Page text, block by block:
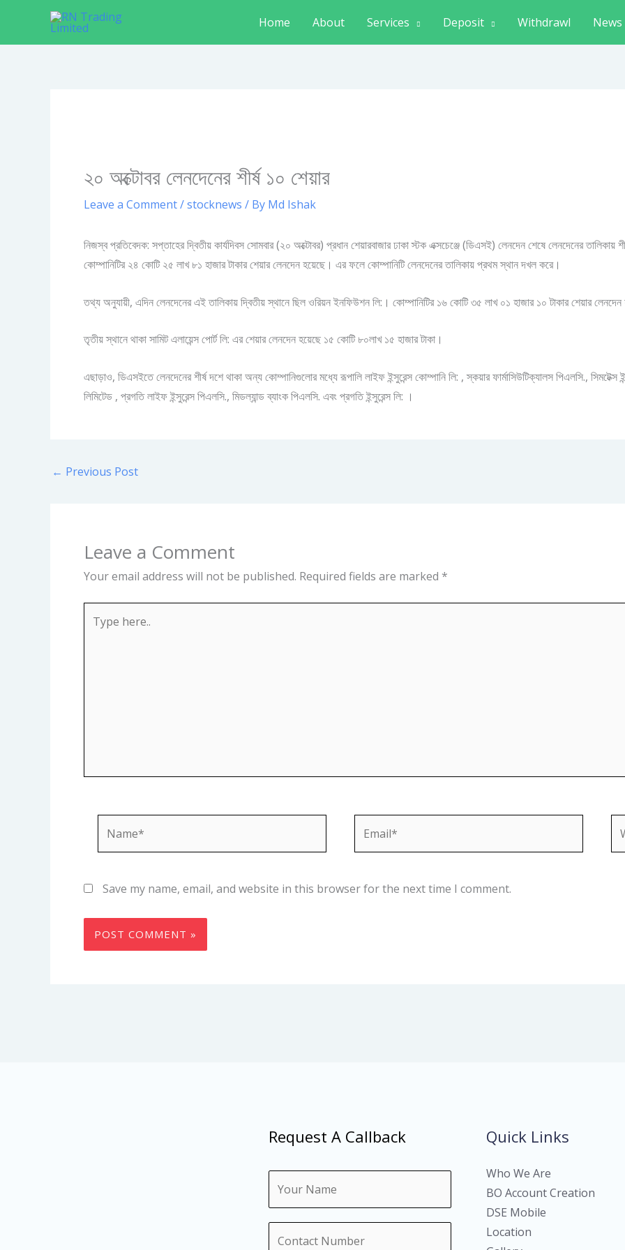
content
Home About Services Deposit Withdrawl News
২০ অক্টোবর লেনদেনের শীর্ষ ১০ শেয়ার
Leave a Comment/stocknews / By Md Ishak
নিজস্ব প্রতিবেদক: সপ্তাহের দ্বিতীয় কার্যদিবস সোমবার (২০ অক্টোবর) প্রধান শেয়ারবাজার ঢাকা স্টক এক্সচেঞ্জে (ডিএসই) লেনদেন শেষে লেনদেনের তালিকায়
কোম্পানিটির ২৪ কোটি ২৫ লাখ ৮১ হাজার টাকার শেয়ার লেনদেন হয়েছে। এর ফলে কোম্পানিটি লেনদেনের তালিকায় প্রথম স্থান দখল করে।
তথ্য অনুযায়ী, এদিন লেনদেনের এই তালিকায় দ্বিতীয় স্থানে ছিল ওরিয়ন ইনফিউশন লি:। কোম্পানিটির ১৬ কোটি ৩৫ লাখ ০১ হাজার ১০ টাকার শেয়ার লেনদেন
তৃতীয় স্থানে থাকা সামিট এলায়েন্স পোর্ট লি: এর শেয়ার লেনদেন হয়েছে ১৫ কোটি ৮০লাখ ১৫ হাজার টাকা।
এছাড়াও, ডিএসইতে লেনদেনের শীর্ষ দশে থাকা অন্য কোম্পানিগুলোর মধ্যে রূপালি লাইফ ইন্সুরেন্স কোম্পানি লি: , স্কয়ার ফার্মাসিউটিক্যালস পিএলসি., সিমটেক্স
লিমিটেড , প্রগতি লাইফ ইন্সুরেন্স পিএলসি., মিডল্যান্ড ব্যাংক পিএলসি. এবং প্রগতি ইন্সুরেন্স লি: ।
← Previous Post
Leave a Comment
Your email address will not be published. Required fields are marked *
here..
Save my name, email, and website in this browser for the next time I comment.
Request A Callback
m
Quick Links
Who We Are
BO Account Creation
DSE Mobile
Location